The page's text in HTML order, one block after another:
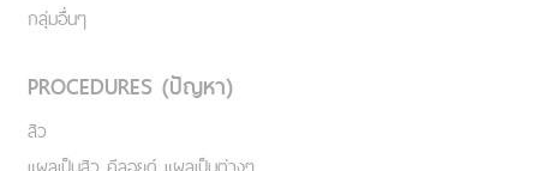
กลุ่มอื่นๆ
PROCEDURES (ปัญหา)
สิว